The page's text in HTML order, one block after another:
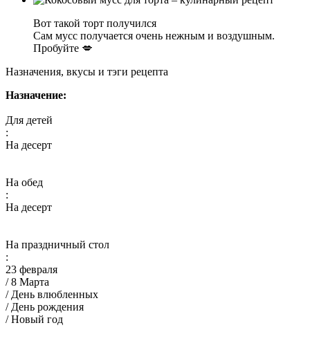
Вот такой торт получился
Сам мусс получается очень нежным и воздушным.
Пробуйте 💋
Назначения, вкусы и тэги рецепта
Назначение:
Для детей
:
На десерт
На обед
:
На десерт
На праздничный стол
:
23 февраля
/ 8 Марта
/ День влюбленных
/ День рождения
/ Новый год